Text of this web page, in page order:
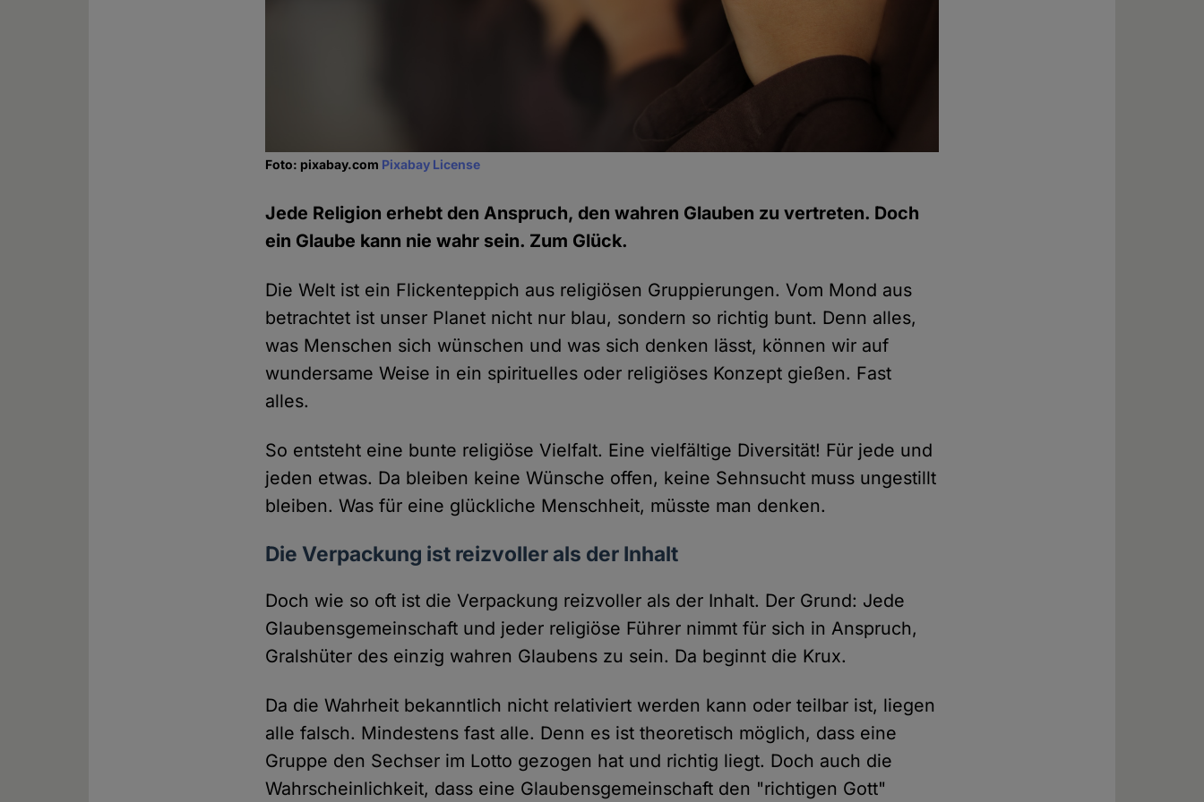
Foto: pixabay.com Pixabay License
Jede Religion erhebt den Anspruch, den wahren Glauben zu vertreten. Doch
ein Glaube kann nie wahr sein. Zum Glück.
Die Welt ist ein Flickenteppich aus religiösen Gruppierungen. Vom Mond aus
betrachtet ist unser Planet nicht nur blau, sondern so richtig bunt. Denn alles,
was Menschen sich wünschen und was sich denken lässt, können wir auf
wundersame Weise in ein spirituelles oder religiöses Konzept gießen. Fast
alles.
So entsteht eine bunte religiöse Vielfalt. Eine vielfältige Diversität! Für jede und
jeden etwas. Da bleiben keine Wünsche offen, keine Sehnsucht muss ungestillt
bleiben. Was für eine glückliche Menschheit, müsste man denken.
Die Verpackung ist reizvoller als der Inhalt
Doch wie so oft ist die Verpackung reizvoller als der Inhalt. Der Grund: Jede
Glaubensgemeinschaft und jeder religiöse Führer nimmt für sich in Anspruch,
Gralshüter des einzig wahren Glaubens zu sein. Da beginnt die Krux.
Da die Wahrheit bekanntlich nicht relativiert werden kann oder teilbar ist, liegen
alle falsch. Mindestens fast alle. Denn es ist theoretisch möglich, dass eine
Gruppe den Sechser im Lotto gezogen hat und richtig liegt. Doch auch die
Wahrscheinlichkeit, dass eine Glaubensgemeinschaft den "richtigen Gott"